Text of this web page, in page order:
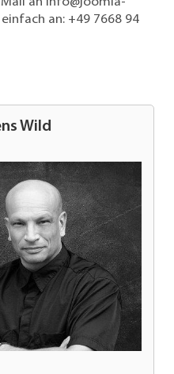
an: +49 7668 94
Wild